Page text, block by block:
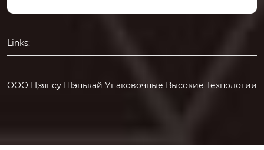
Links:
ООО Цзянсу Шэнькай Упаковочные Высокие Технологии